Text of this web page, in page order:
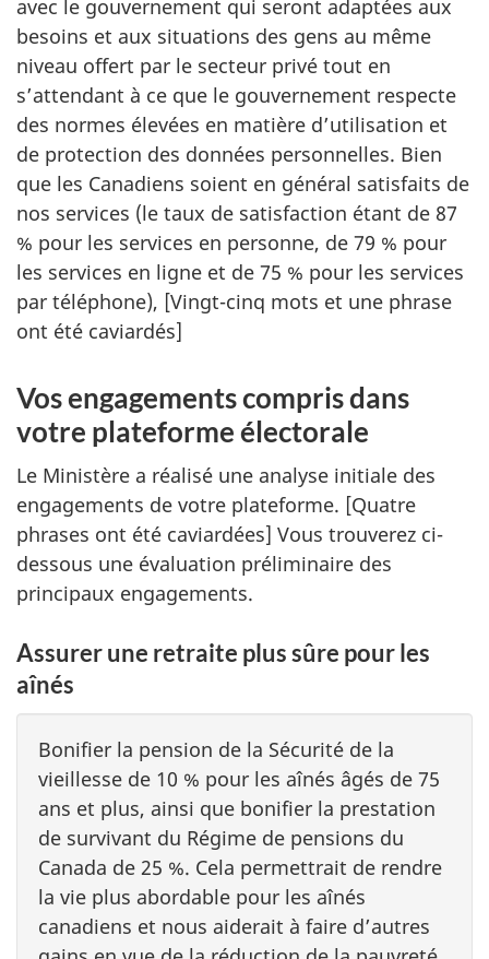
avec le gouvernement qui seront adaptées aux
besoins et aux situations des gens au même
niveau offert par le secteur privé tout en
s’attendant à ce que le gouvernement respecte
des normes élevées en matière d’utilisation et
de protection des données personnelles. Bien
que les Canadiens soient en général satisfaits de
nos services (le taux de satisfaction étant de 87
% pour les services en personne, de 79 % pour
les services en ligne et de 75 % pour les services
par téléphone), [Vingt-cinq mots et une phrase
ont été caviardés]
Vos engagements compris dans
votre plateforme électorale
Le Ministère a réalisé une analyse initiale des
engagements de votre plateforme. [Quatre
phrases ont été caviardées] Vous trouverez ci-
dessous une évaluation préliminaire des
principaux engagements.
Assurer une retraite plus sûre pour les
aînés
Bonifier la pension de la Sécurité de la
vieillesse de 10 % pour les aînés âgés de 75
ans et plus, ainsi que bonifier la prestation
de survivant du Régime de pensions du
Canada de 25 %. Cela permettrait de rendre
la vie plus abordable pour les aînés
canadiens et nous aiderait à faire d’autres